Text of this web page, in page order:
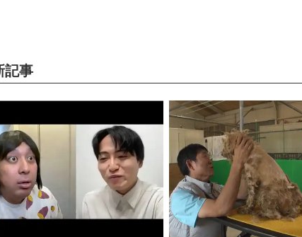
記事